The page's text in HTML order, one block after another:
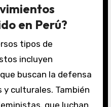
en Perú?
tipos de
incluyen
buscan la defensa
culturales. También
que luchan